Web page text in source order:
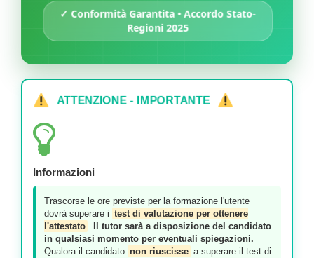
✓ Conformità Garantita • Accordo Stato-
Regioni 2025
ATTENZIONE - IMPORTANTE
Informazioni
Trascorse le ore previste per la formazione l'utente
dovrà superare i test di valutazione per ottenere
l'attestato .
Il tutor sarà a disposizione del candidato
in qualsiasi momento per eventuali spiegazioni.
Qualora il candidato non riuscisse a superare il test di